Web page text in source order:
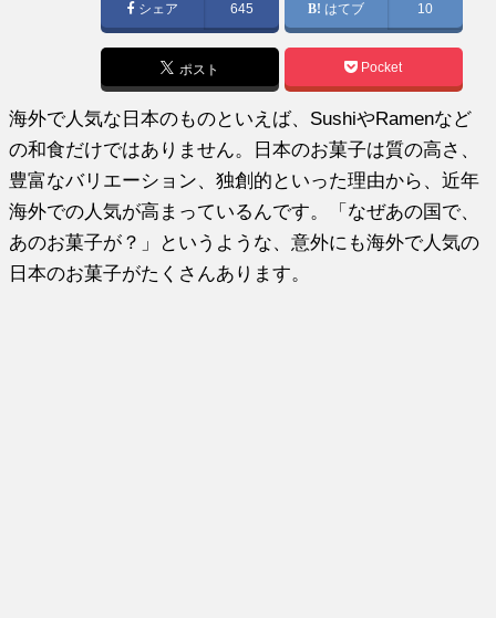
シェア 645 はてブ 10
ポスト Pocket
海外で人気な日本のものといえば、SushiやRamenなど
の和食だけではありません。日本のお菓子は質の高さ、
豊富なバリエーション、独創的といった理由から、近年
海外での人気が高まっているんです。「なぜあの国で、
あのお菓子が？」というような、意外にも海外で人気の
日本のお菓子がたくさんあります。